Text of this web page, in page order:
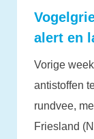
alert en
Vorige
antistoffen
rundvee,
Friesland